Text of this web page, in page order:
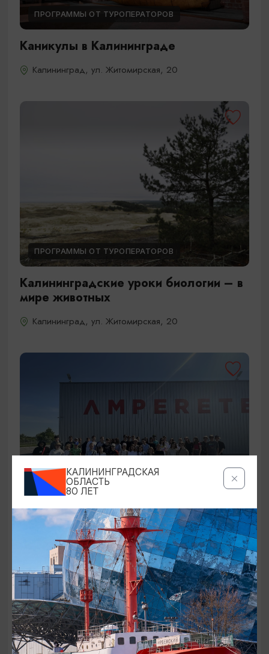
ПРОГРАММЫ ОТ ТУРОПЕРАТОРОВ
Каникулы в Калининграде
Калининград, ул. Житомирская, 20
ПРОГРАММЫ ОТ ТУРОПЕРАТОРОВ
Калининградские уроки биологии – в
мире животных
Калининград, ул. Житомирская, 20
Запах моря, блеск янтаря и зов новых
технологий
Калининград, Советский пр-т, д. 36Б
КАЛИНИНГРАДСКАЯ
ОБЛАСТЬ
80 ЛЕТ